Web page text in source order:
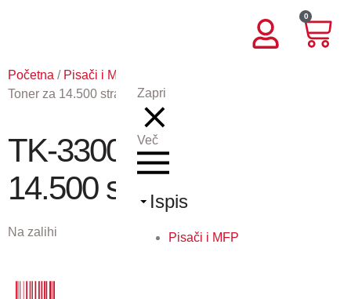
0
Zapri
Več
Ispis
Pisači i MFP
Početna / Pisači i MFP
Toner za 14.500 stranica
TK-3300 – Toner za
14.500 stranica
Na zalihi